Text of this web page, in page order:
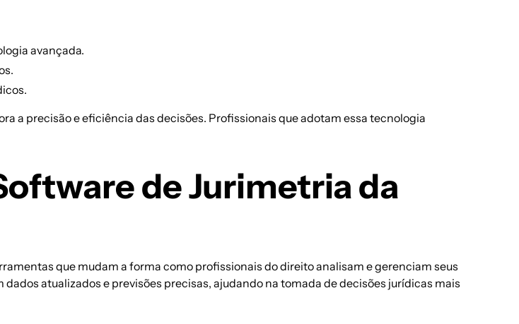
avançada.
a precisão e eficiência das decisões. Profissionais que adotam essa tecnologia
de Jurimetria da
que mudam a forma como profissionais do direito analisam e gerenciam seus
atualizados e previsões precisas, ajudando na tomada de decisões jurídicas mais